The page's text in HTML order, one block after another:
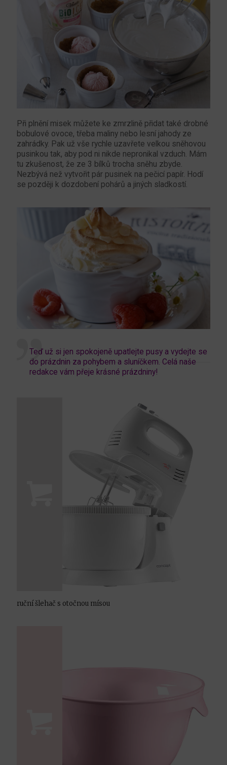
Při plnění misek můžete ke zmrzlině přidat také drobné
bobulové ovoce, třeba maliny nebo lesní jahody ze
zahrádky. Pak už vše rychle uzavřete velkou sněhovou
pusinkou tak, aby pod ni nikde nepronikal vzduch. Mám
tu zkušenost, že ze 3 bílků trocha sněhu zbyde.
Nezbývá než vytvořit pár pusinek na pečicí papír. Hodí
se později k dozdobení pohárů a jiných sladkostí.
Teď už si jen spokojeně upatlejte pusy a vydejte se
do prázdnin za pohybem a sluníčkem. Celá naše
redakce vám přeje krásné prázdniny!
ruční šlehač s otočnou mísou